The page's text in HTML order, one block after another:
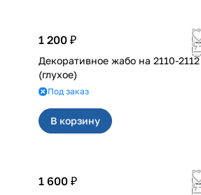
1 200 ₽
Декоративное жабо на 2110-2112
(глухое)
Под заказ
В корзину
1 600 ₽